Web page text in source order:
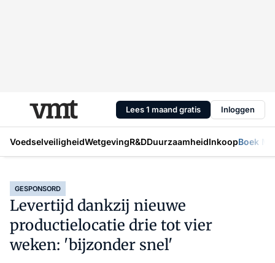
Lees 1 maand gratis Inloggen
VoedselveiligheidWetgevingR&DDuurzaamheidInkoopBoek
GESPONSORD
Levertijd dankzij nieuwe
productielocatie drie tot vier
weken: 'bijzonder snel'